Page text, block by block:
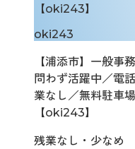
【oki243】
oki243
【浦添市】一般事
問わず活躍中／電
業なし／無料駐車
【oki243】
残業なし・少なめ